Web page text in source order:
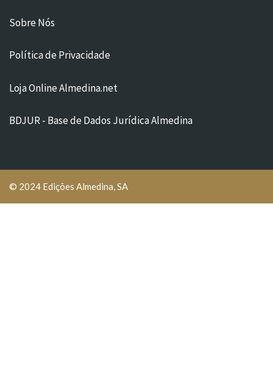
Sobre Nós
Política de Privacidade
Loja Online Almedina.net
BDJUR - Base de Dados Jurídica Almedina
© 2024 Edições Almedina, SA